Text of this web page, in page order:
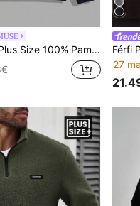
Size 100% Pamut Férfi Mosolygós Hímzett Kapucnis Pulóver
27